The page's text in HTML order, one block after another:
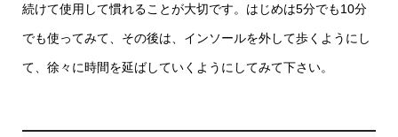
続けて使用して慣れることが大切です。はじめは5分でも10分
でも使ってみて、その後は、インソールを外して歩くようにし
て、徐々に時間を延ばしていくようにしてみて下さい。